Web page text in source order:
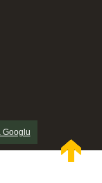
Googlu